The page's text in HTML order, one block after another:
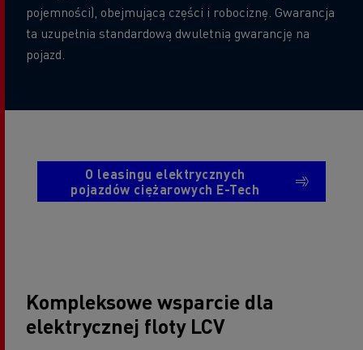
pojemności), obejmującą części i robociznę. Gwarancja
ta uzupełnia standardową dwuletnią gwarancję na
pojazd.
O leasingu elektrycznych
pojazdów ciężarowych E-Tech
Kompleksowe wsparcie dla
elektrycznej floty LCV